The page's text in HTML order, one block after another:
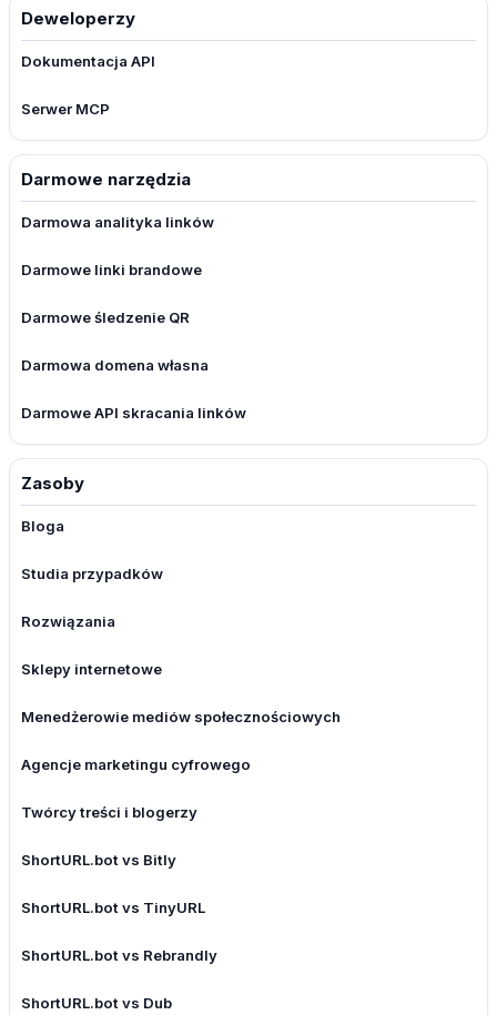
Deweloperzy
Dokumentacja API
Serwer MCP
Darmowe narzędzia
Darmowa analityka linków
Darmowe linki brandowe
Darmowe śledzenie QR
Darmowa domena własna
Darmowe API skracania linków
Zasoby
Bloga
Studia przypadków
Rozwiązania
Sklepy internetowe
Menedżerowie mediów społecznościowych
Agencje marketingu cyfrowego
Twórcy treści i blogerzy
ShortURL.bot vs Bitly
ShortURL.bot vs TinyURL
ShortURL.bot vs Rebrandly
ShortURL.bot vs Dub